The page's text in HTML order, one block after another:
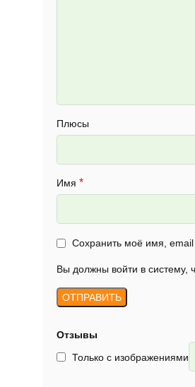
Отзывы
Только с изображениями
Плюсы
Имя *
Сохранить моё имя,
Вы должны войти в систему,